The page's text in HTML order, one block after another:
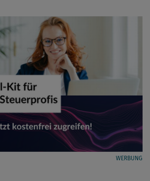
WERBUNG